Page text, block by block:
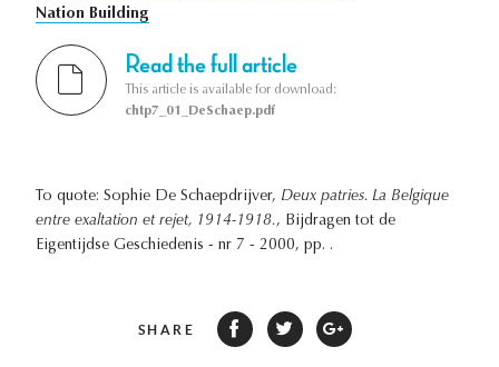
Nation Building
Read the full article
This article is available for download:
chtp7_01_DeSchaep.pdf
To quote: Sophie De Schaepdrijver, Deux patries. La Belgique
entre exaltation et rejet, 1914-1918., Bijdragen tot de
Eigentijdse Geschiedenis - nr 7 - 2000, pp. .
SHARE